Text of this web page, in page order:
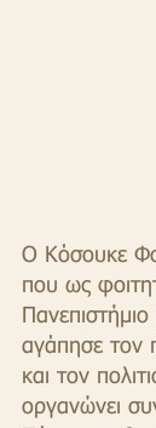
Ο Κόσουκε
που ως
αγάπησε τον
και τον
οργανώνει